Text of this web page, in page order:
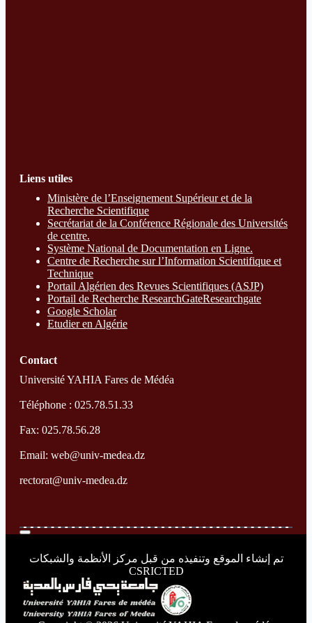
Liens utiles
Ministère de l’Enseignement Supérieur et de la
Recherche Scientifique
Secrétariat de la Conférence Régionale des Universités
de centre.
Système National de Documentation en Ligne.
Centre de Recherche sur l’Information Scientifique et
Technique
Portail Algérien des Revues Scientifiques (ASJP)
Portail de Recherche ResearchGateResearchgate
Google Scholar
Etudier en Algérie
Contact
Université YAHIA Fares de Médéa
Téléphone : 025.78.51.33
Fax: 025.78.56.28
Email: web@univ-medea.dz
rectorat@univ-medea.dz
تم إنشاء الموقع وتنفيذه من قبل مركز الأنظمة والشبكات
CSRICTED